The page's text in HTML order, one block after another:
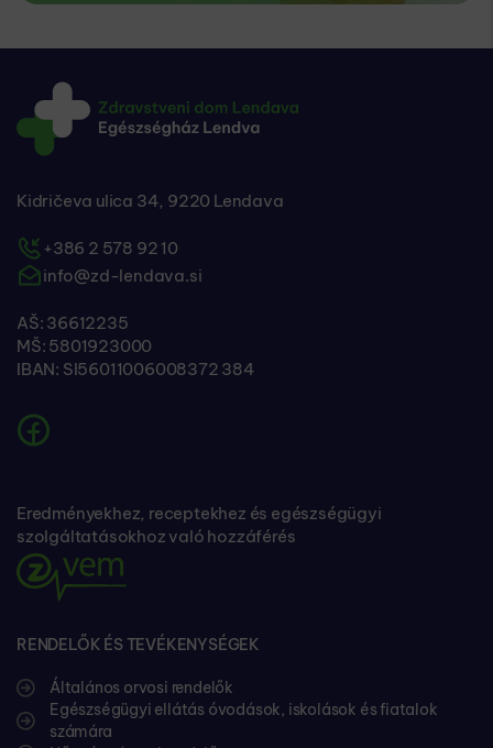
Kidričeva ulica 34, 9220 Lendava
+386 2 578 92 10
info@zd-lendava.si
AŠ: 36612235
MŠ: 5801923000
IBAN: SI56011006008372 384
Eredményekhez, receptekhez és egészségügyi
szolgáltatásokhoz való hozzáférés
RENDELŐK ÉS TEVÉKENYSÉGEK
Általános orvosi rendelők
Egészségügyi ellátás óvodások, iskolások és fiatalok
számára